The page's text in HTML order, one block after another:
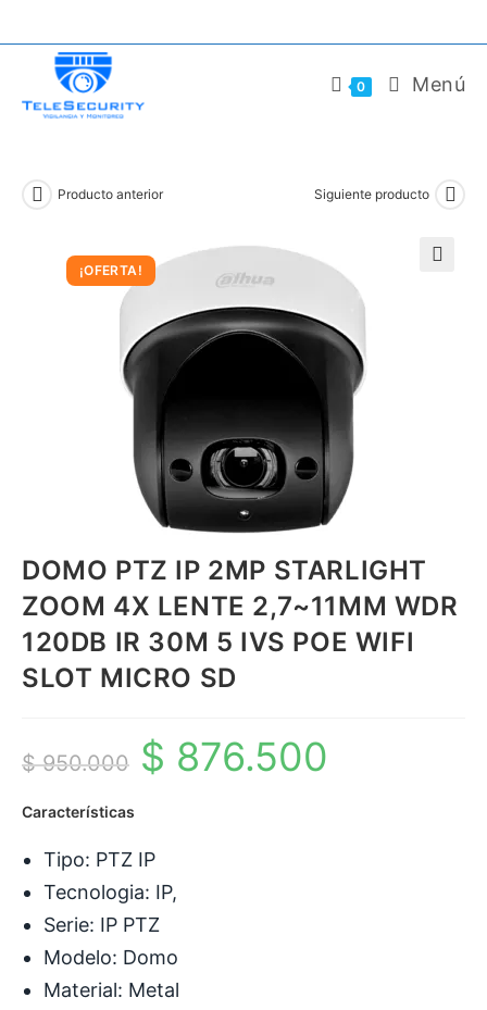
contenido
0 Menú
¡OFERTA!
Producto anterior Siguiente producto
DOMO PTZ IP 2MP STARLIGHT
ZOOM 4X LENTE 2,7~11MM WDR
120DB IR 30M 5 IVS POE WIFI
SLOT MICRO SD
$950.000
El
era:
$ 950.000.
$ 876.500
Características
Tipo: PTZ IP
Tecnologia: IP,
Serie: IP PTZ
Modelo: Domo
Material: Metal